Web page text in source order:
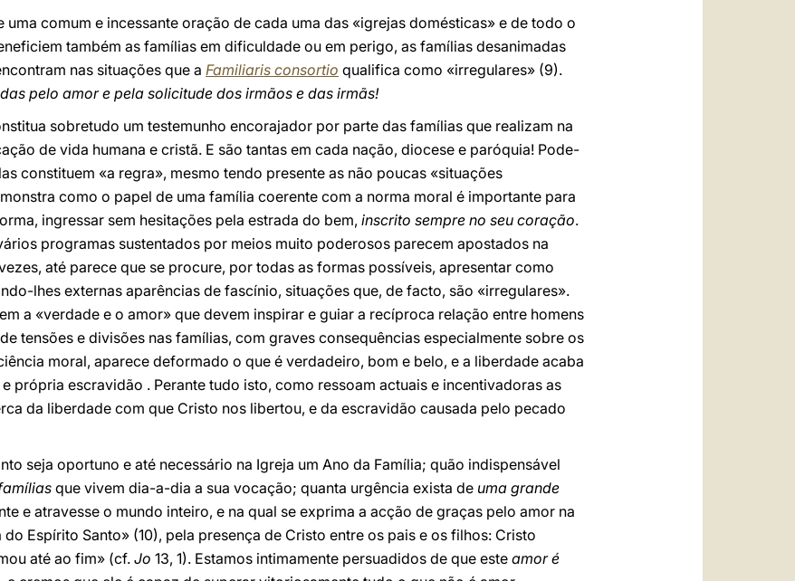
uma comum e incessante oração de cada uma das «igrejas domésticas» e de todo o
também as famílias em dificuldade ou em perigo, as famílias desanimadas
nas situações que a Familiaris consortio qualifica como «irregulares» (9).
pelo amor e pela solicitude dos irmãos e das irmãs!
sobretudo um testemunho encorajador por parte das famílias que realizam na
de vida humana e cristã. E são tantas em cada nação, diocese e paróquia! Pode-
constituem «a regra», mesmo tendo presente as não poucas «situações
como o papel de uma família coerente com a norma moral é importante para
ingressar sem hesitações pela estrada do bem, inscrito sempre no seu coração.
programas sustentados por meios muito poderosos parecem apostados na
até parece que se procure, por todas as formas possíveis, apresentar como
lhes externas aparências de fascínio, situações que, de facto, são «irregulares».
a «verdade e o amor» que devem inspirar e guiar a recíproca relação entre homens
tensões e divisões nas famílias, com graves consequências especialmente sobre os
moral, aparece deformado o que é verdadeiro, bom e belo, e a liberdade acaba
própria escravidão . Perante tudo isto, como ressoam actuais e incentivadoras as
da liberdade com que Cristo nos libertou, e da escravidão causada pelo pecado
seja oportuno e até necessário na Igreja um Ano da Família; quão indispensável
que vivem dia-a-dia a sua vocação; quanta urgência exista de uma grande
e atravesse o mundo inteiro, e na qual se exprima a acção de graças pelo amor na
Espírito Santo» (10), pela presença de Cristo entre os pais e os filhos: Cristo
até ao fim» (cf. Jo 13, 1). Estamos intimamente persuadidos de que este amor é